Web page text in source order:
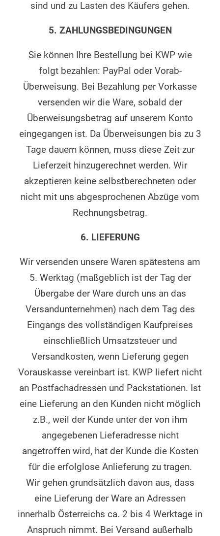
sind und zu Lasten des Käufers gehen.
5. ZAHLUNGSBEDINGUNGEN
Sie können Ihre Bestellung bei KWP wie
folgt bezahlen: PayPal oder Vorab-
Überweisung. Bei Bezahlung per Vorkasse
versenden wir die Ware, sobald der
Überweisungsbetrag auf unserem Konto
eingegangen ist. Da Überweisungen bis zu 3
Tage dauern können, muss diese Zeit zur
Lieferzeit hinzugerechnet werden. Wir
akzeptieren keine selbstberechneten oder
nicht mit uns abgesprochenen Abzüge vom
Rechnungsbetrag.
6. LIEFERUNG
Wir versenden unsere Waren spätestens am
5. Werktag (maßgeblich ist der Tag der
Übergabe der Ware durch uns an das
Versandunternehmen) nach dem Tag des
Eingangs des vollständigen Kaufpreises
einschließlich Umsatzsteuer und
Versandkosten, wenn Lieferung gegen
Vorauskasse vereinbart ist. KWP liefert nicht
an Postfachadressen und Packstationen. Ist
eine Lieferung an den Kunden nicht möglich
z.B., weil der Kunde unter der von ihm
angegebenen Lieferadresse nicht
angetroffen wird, hat der Kunde die Kosten
für die erfolglose Anlieferung zu tragen.
Wir gehen grundsätzlich davon aus, dass
eine Lieferung der Ware an Adressen
innerhalb Österreichs ca. 2 bis 4 Werktage in
Anspruch nimmt. Bei Versand außerhalb